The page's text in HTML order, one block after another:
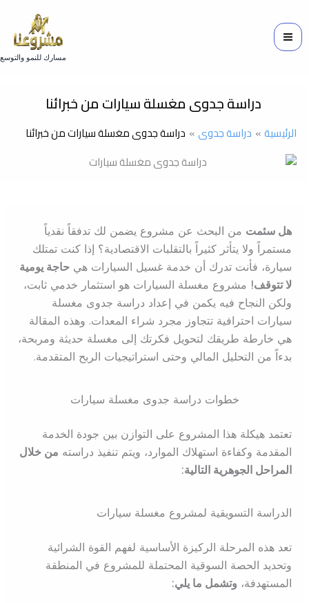
مسارك للنمو والتوسع
دراسة جدوى مغسلة سيارات من خبرائنا
الرئيسية دراسة جدوى دراسة جدوى مغسلة سيارات من خبرائنا
هل سئمتمن البحث عن مشروع يضمن لك تدفقاً نقدياً
مستمراً ولا يتأثر كثيراً بالتقلبات الاقتصادية؟ إذا كنت تمتلك
سيارة، فأنت تدرك أن خدمة غسيل السيارات هي حاجة يومية
لا تتوقف!مشروع مغسلة السيارات هو استثمار خدمي ثابت،
ولكن النجاح فيه يكمن في إعداد دراسة جدوى مغسلة
سيارات احترافية تتجاوز مجرد شراء المعدات. وهذه المقالة
هي خارطة طريقك لتحويل فكرتك إلى مغسلة حديثة ومربحة،
بدءاً من التحليل المالي وحتى استراتيجيات الربح المتقدمة.
خطوات دراسة جدوى مغسلة سيارات
تعتمد هيكلة هذا المشروع على التوازن بين جودة الخدمة
المقدمة وكفاءة استهلاك الموارد، ويتم تنفيذ دراسته من خلال
المراحل الجوهرية التالية:
الدراسة التسويقية لمشروع مغسلة سيارات
تعد هذه المرحلة الركيزة الأساسية لفهم القوة الشرائية
وتحديد الحصة السوقية المحتملة للمشروع في المنطقة
المستهدفة، وتشمل ما يلي: